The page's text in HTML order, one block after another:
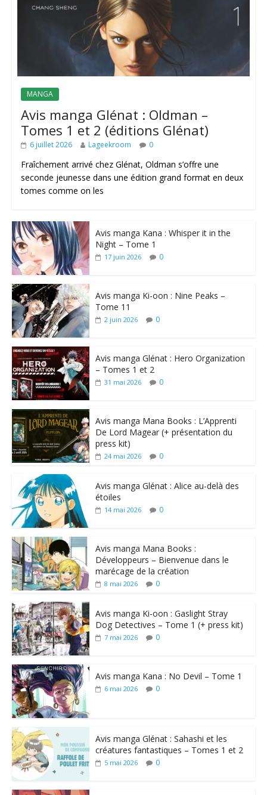
MANGA
Avis manga Glénat : Oldman –
Tomes 1 et 2 (éditions Glénat)
6 juillet 2026 Lageekroom 0
Fraîchement arrivé chez Glénat, Oldman s’offre une
seconde jeunesse dans une édition grand format en deux
tomes comme on les
Avis manga Kana : Whisper it in the
Night – Tome 1
17 juin 2026 0
Avis manga Ki-oon : Nine Peaks –
Tome 11
2 juin 2026 0
Avis manga Glénat : Hero Organization
– Tomes 1 et 2
31 mai 2026 0
Avis manga Mana Books : L’Apprenti
De Lord Magear (+ présentation du
press kit)
24 mai 2026 0
Avis manga Glénat : Alice au-delà des
étoiles
14 mai 2026 0
Avis manga Mana Books :
Développeurs – Bienvenue dans le
marécage de la création
8 mai 2026 0
Avis manga Ki-oon : Gaslight Stray
Dog Detectives – Tome 1 (+ press kit)
7 mai 2026 0
Avis manga Kana : No Devil – Tome 1
6 mai 2026 0
Avis manga Glénat : Sahashi et les
créatures fantastiques – Tomes 1 et 2
5 mai 2026 0